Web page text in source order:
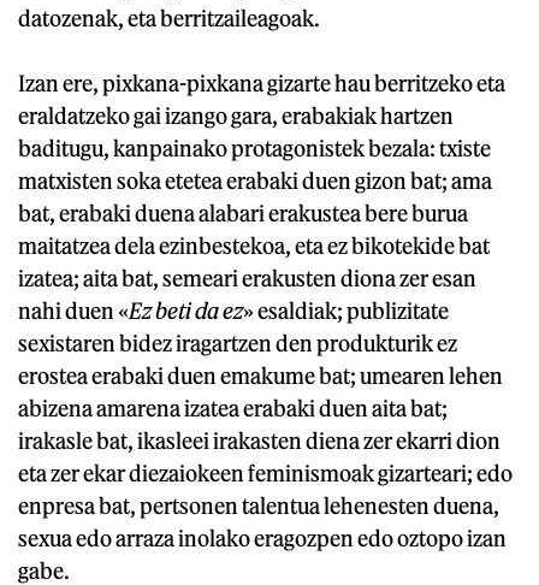
datozenak, eta berritzaileagoak.
Izan ere, pixkana-pixkana gizarte hau berritzeko eta
eraldatzeko gai izango gara, erabakiak hartzen
baditugu, kanpainako protagonistek bezala: txiste
matxisten soka etetea erabaki duen gizon bat; ama
bat, erabaki duena alabari erakustea bere burua
maitatzea dela ezinbestekoa, eta ez bikotekide bat
izatea; aita bat, semeari erakusten diona zer esan
nahi duen «Ez beti da ez» esaldiak; publizitate
sexistaren bidez iragartzen den produkturik ez
erostea erabaki duen emakume bat; umearen lehen
abizena amarena izatea erabaki duen aita bat;
irakasle bat, ikasleei irakasten diena zer ekarri dion
eta zer ekar diezaiokeen feminismoak gizarteari; edo
enpresa bat, pertsonen talentua lehenesten duena,
sexua edo arraza inolako eragozpen edo oztopo izan
gabe.